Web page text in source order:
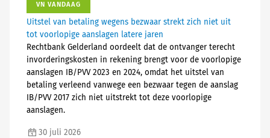
VN VANDAAG
Uitstel van betaling wegens bezwaar strekt zich niet uit
tot voorlopige aanslagen latere jaren
Rechtbank Gelderland oordeelt dat de ontvanger terecht
invorderingskosten in rekening brengt voor de voorlopige
aanslagen IB/PVV 2023 en 2024, omdat het uitstel van
betaling verleend vanwege een bezwaar tegen de aanslag
IB/PVV 2017 zich niet uitstrekt tot deze voorlopige
aanslagen.
30 juli 2026